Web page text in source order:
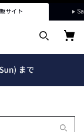
サイト